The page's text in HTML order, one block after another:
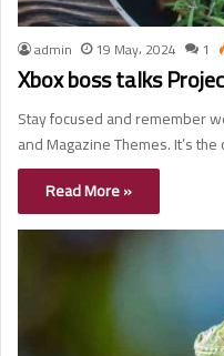
admin 19 May، 2024 1
Xbox boss talks
Stay focused and remember
and Magazine Themes. It’s
Read More »